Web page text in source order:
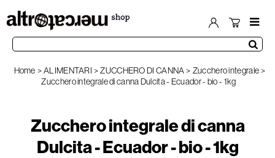
Home ALIMENTARI ZUCCHERO DI CANNA
Zucchero integrale
Zucchero integrale di canna Dulcita - Ecuador - bio - 1kg
Zucchero integrale di canna
Dulcita - Ecuador - bio - 1kg